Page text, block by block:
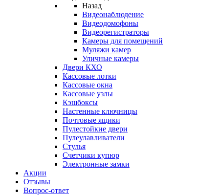
Назад
Видеонаблюдение
Видеодомофоны
Видеорегистраторы
Камеры для помещений
Муляжи камер
Уличные камеры
Двери КХО
Кассовые лотки
Кассовые окна
Кассовые узлы
Кэшбоксы
Настенные ключницы
Почтовые ящики
Пулестойкие двери
Пулеулавливатели
Стулья
Счетчики купюр
Электронные замки
Акции
Отзывы
Вопрос-ответ